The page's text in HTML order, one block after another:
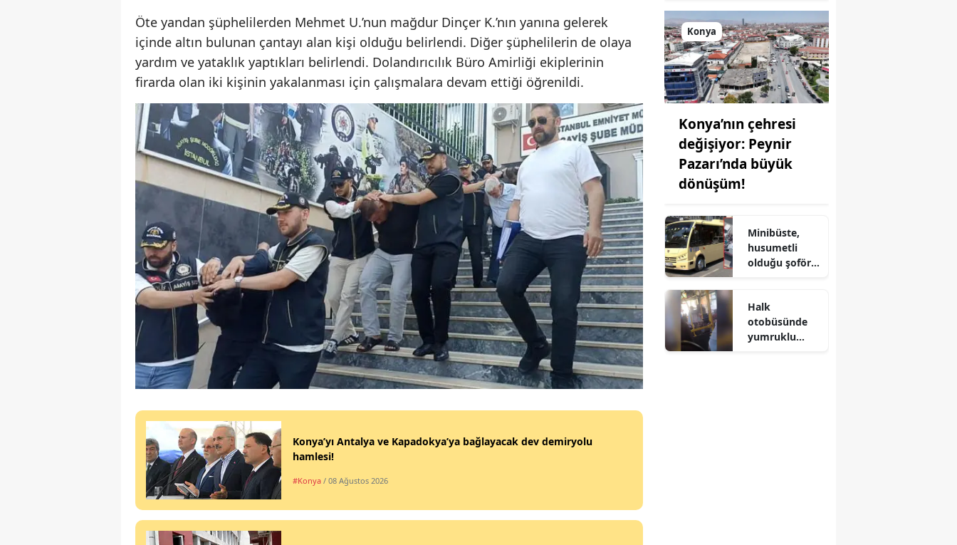
Hatay
Isparta
Mersin
İstanbul
Kars
Kastamonu
Kayseri
Kırklareli
Kırşehir
Kocaeli
Konya
Kütahya
Manisa
Muğla
Öte yandan şüphelilerden Mehmet U.’nun mağdur Dinçer K.’nın yanına gelerek
içinde altın bulunan çantayı alan kişi olduğu belirlendi. Diğer şüphelilerin de olaya
yardım ve yataklık yaptıkları belirlendi. Dolandırıcılık Büro Amirliği ekiplerinin
firarda olan iki kişinin yakalanması için çalışmalara devam ettiği öğrenildi.
Konya’yı Antalya ve Kapadokya’ya bağlayacak dev demiryolu
hamlesi!
#Konya / 08 Ağustos 2026
Konya
Konya’nın çehresi
değişiyor: Peynir
Pazarı’nda büyük
dönüşüm!
Minibüste,
husumetli
olduğu şoförü
Halk
otobüsünde
yumruklu